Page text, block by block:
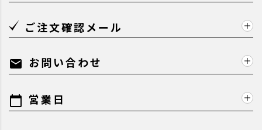
ご注文確認メール
mail お問い合わせ
calendar_today 営業日